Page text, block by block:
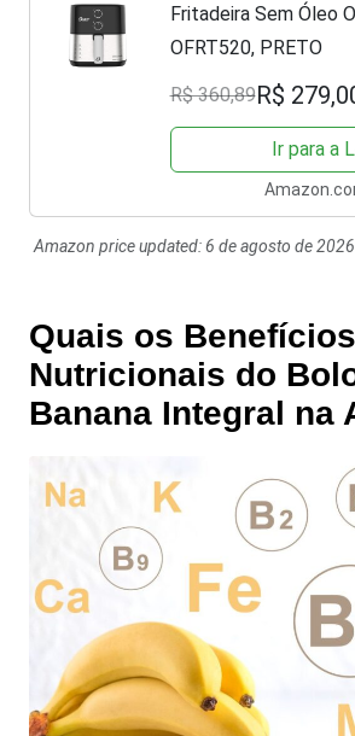
Fritadeira Sem Óleo
OFRT520, PRETO
R$ 360,89R$
Ir para a
Amazon price updated:6 de agosto de
Quais os Benefícios
Nutricionais do
Banana Integral na